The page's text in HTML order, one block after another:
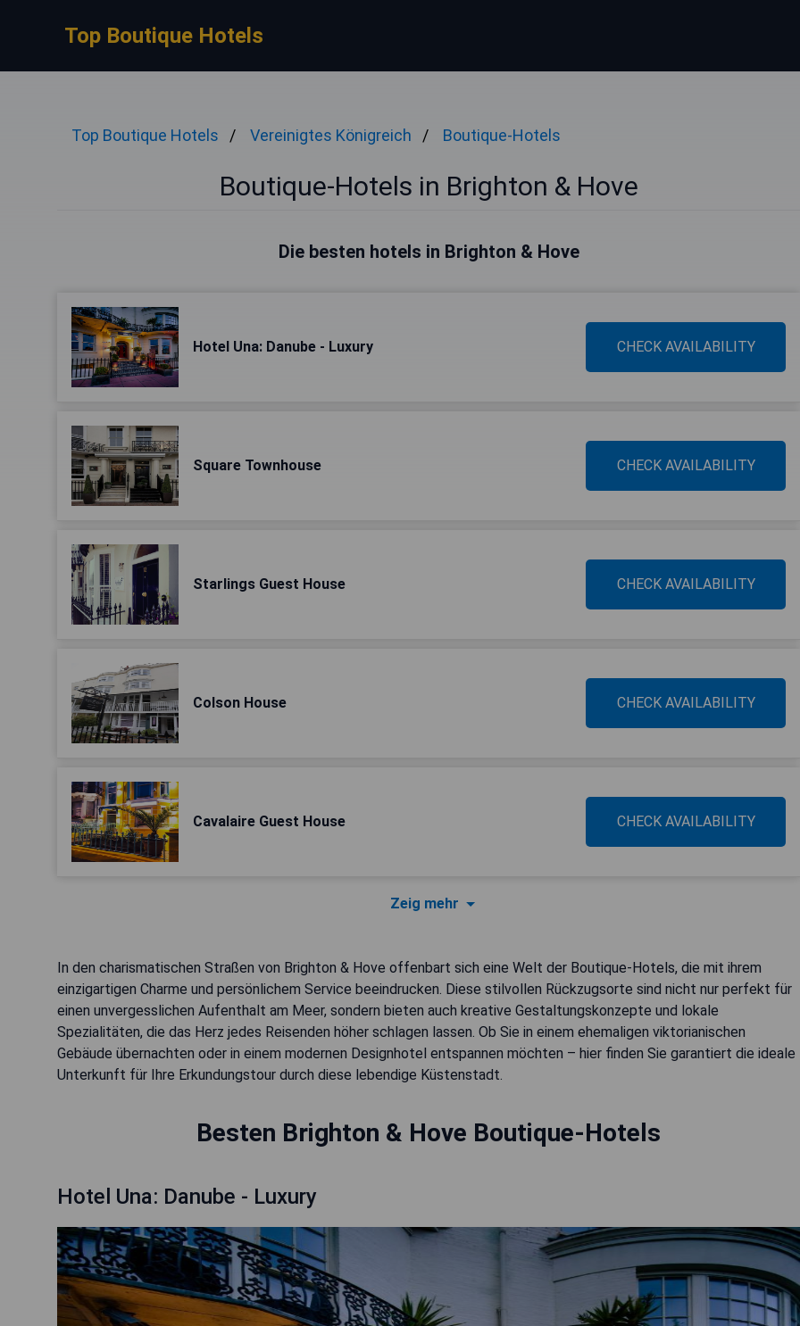
Top Boutique Hotels
Top Boutique Hotels Vereinigtes Königreich Boutique-Hotels
Boutique-Hotels in Brighton & Hove
Die besten hotels in Brighton & Hove
Hotel Una: Danube - Luxury CHECK AVAILABILITY
Square Townhouse CHECK AVAILABILITY
Starlings Guest House CHECK AVAILABILITY
Colson House CHECK AVAILABILITY
Cavalaire Guest House CHECK AVAILABILITY
Zeig mehr
In den charismatischen Straßen von Brighton & Hove offenbart sich eine Welt der Boutique-Hotels, die mit ihrem
einzigartigen Charme und persönlichem Service beeindrucken. Diese stilvollen Rückzugsorte sind nicht nur perfekt für
einen unvergesslichen Aufenthalt am Meer, sondern bieten auch kreative Gestaltungskonzepte und lokale
Spezialitäten, die das Herz jedes Reisenden höher schlagen lassen. Ob Sie in einem ehemaligen viktorianischen
Gebäude übernachten oder in einem modernen Designhotel entspannen möchten – hier finden Sie garantiert die ideale
Unterkunft für Ihre Erkundungstour durch diese lebendige Küstenstadt.
Besten Brighton & Hove Boutique-Hotels
Hotel Una: Danube - Luxury